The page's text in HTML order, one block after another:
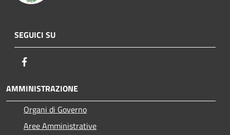
SEGUICI SU
AMMINISTRAZIONE
Organi di Governo
Aree Amministrative